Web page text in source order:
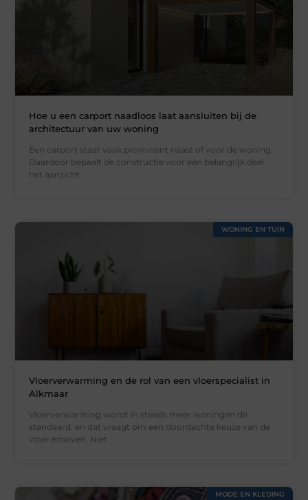
Hoe u een carport naadloos laat aansluiten bij de
architectuur van uw woning
Een carport staat vaak prominent naast of voor de woning.
Daardoor bepaalt de constructie voor een belangrijk deel
het aanzicht
WONING EN TUIN
Vloerverwarming en de rol van een vloerspecialist in
Alkmaar
Vloerverwarming wordt in steeds meer woningen de
standaard, en dat vraagt om een doordachte keuze van de
vloer erboven. Niet
MODE EN KLEDING